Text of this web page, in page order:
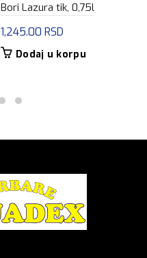
Bori Lazura tik, 0,75l
1,245.00 RSD
Dodaj u korpu